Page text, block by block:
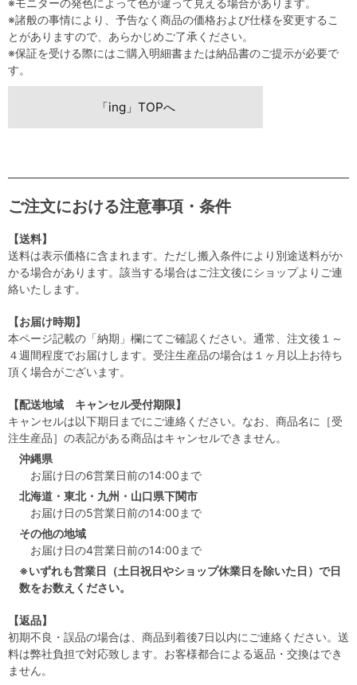
※モニターの発色によって色が違って見える場合があります。
※諸般の事情により、予告なく商品の価格および仕様を変更するこ
とがありますので、あらかじめご了承ください。
※保証を受ける際にはご購入明細書または納品書のご提示が必要で
す。
「ing」TOPへ
ご注文における注意事項・条件
【送料】
送料は表示価格に含まれます。ただし搬入条件により別途送料がか
かる場合があります。該当する場合はご注文後にショップよりご連
絡いたします。
【お届け時期】
本ページ記載の「納期」欄にてご確認ください。通常、注文後１～
４週間程度でお届けします。受注生産品の場合は１ヶ月以上お待ち
頂く場合がございます。
【配送地域 キャンセル受付期限】
キャンセルは以下期日までにご連絡ください。なお、商品名に［受
注生産品］の表記がある商品はキャンセルできません。
沖縄県
お届け日の6営業日前の14:00まで
北海道・東北・九州・山口県下関市
お届け日の5営業日前の14:00まで
その他の地域
お届け日の4営業日前の14:00まで
※いずれも営業日（土日祝日やショップ休業日を除いた日）で日
数をお数えください。
【返品】
初期不良・誤品の場合は、商品到着後7日以内にご連絡ください。送
料は弊社負担で対応致します。お客様都合による返品・交換はでき
ません。